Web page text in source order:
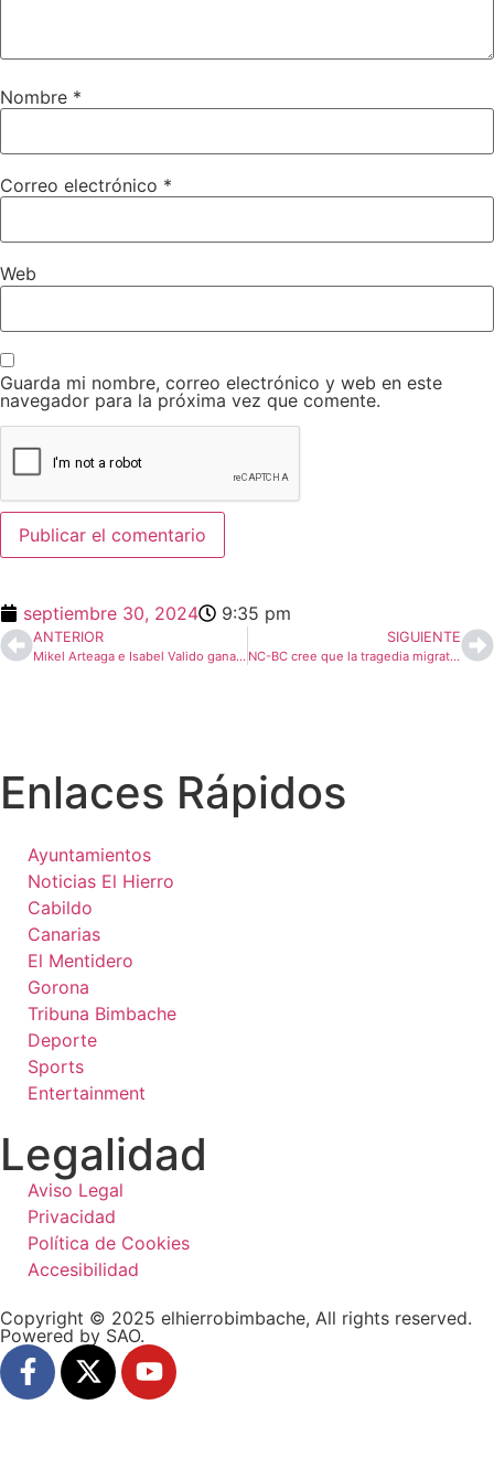
Nombre *
Correo electrónico *
Web
Guarda mi nombre, correo electrónico y web en este
navegador para la próxima vez que comente.
septiembre 30, 2024 9:35 pm
ANTERIOR
Mikel Arteaga e Isabel Valido ganan en la 11ª edición de la Travesía a Nado Mar de Las Calmas
SIGUIENTE
NC-BC cree que la tragedia migratoria de El Hierro obliga a Canarias volver a la unidad de acción
Enlaces Rápidos
Ayuntamientos
Noticias El Hierro
Cabildo
Canarias
El Mentidero
Gorona
Tribuna Bimbache
Deporte
Sports
Entertainment
Legalidad
Aviso Legal
Privacidad
Política de Cookies
Accesibilidad
Copyright © 2025 elhierrobimbache, All rights reserved.
Powered by SAO.